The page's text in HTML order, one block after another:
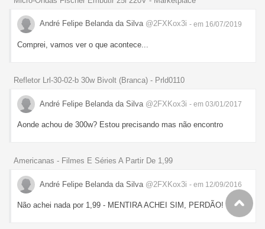
André Felipe Belanda da Silva @2FXKox3i - em 16/07/2019
Comprei, vamos ver o que acontece...
Refletor Lrl-30-02-b 30w Bivolt (Branca) - Prld0110
André Felipe Belanda da Silva @2FXKox3i - em 03/01/2017
Aonde achou de 300w? Estou precisando mas não encontro
Americanas - Filmes E Séries A Partir De 1,99
André Felipe Belanda da Silva @2FXKox3i - em 12/09/2016
Não achei nada por 1,99 - MENTIRA ACHEI SIM, PERDÃO!